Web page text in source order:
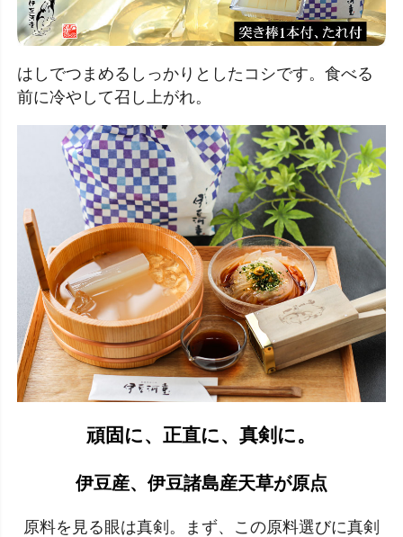
はしでつまめるしっかりとしたコシです。食べる
前に冷やして召し上がれ。
頑固に、正直に、真剣に。
伊豆産、伊豆諸島産天草が原点
原料を見る眼は真剣。まず、この原料選びに真剣